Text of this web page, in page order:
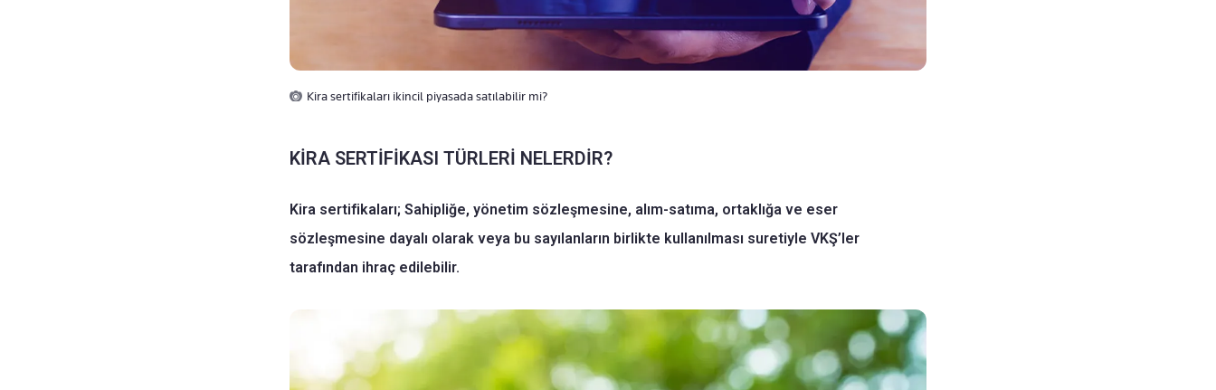
Kira sertifikaları ikincil piyasada satılabilir mi?
KİRA SERTİFİKASI TÜRLERİ NELERDİR?
Kira sertifikaları; Sahipliğe, yönetim sözleşmesine, alım-satıma, ortaklığa ve eser
sözleşmesine dayalı olarak veya bu sayılanların birlikte kullanılması suretiyle VKŞ’ler
tarafından ihraç edilebilir.